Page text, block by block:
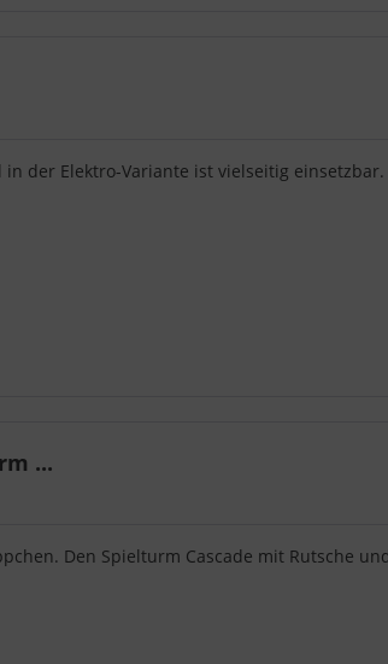
der Elektro-Variante ist vielseitig
...
Den Spielturm Cascade mit Rutsche